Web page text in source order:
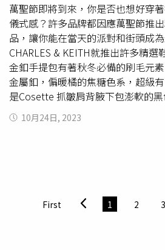
尿酸彈潤Q唇霜，讓一直有唇周困
唇、唇周肌膚重現平滑，預防唇紋
唇部一整天都有高度保濕感！獨家
追隨唇部動作，具有「保水」+「抑
唇，讓在日本的韓籍知名模特兒 金
粉！她激推DEW玻尿酸彈潤Q唇霜
周肌膚，如同唇膜般，一次照顧到
她也同步推薦DEW新推出的彈潤膜
臉部保濕力線條感外，這款霜可以
& JOE X Cinnamoroll 大耳狗聯名系
唇膏超可愛的大耳狗喜拿又來PAUL
萬聖節即將到來，你是否也想好穿
儀式感？許多品牌都因應萬聖節推
品，讓你能在當天的派對和街頭成
CHARLES & KEITH就推出許多精
金釦手提包有著秋冬必備的刷毛元
金屬釦，偏暖橘的焦糖色系，超級
是Cosette 抓皺肩背腋下包澎軟的
抓皺提把，非常適合搭配神秘暗黑
Swing 彎月鎖頭流浪包，經典黑色
(右)CHARLES & KEITH刷毛金釦手
元素，加上立體鉚釘裝飾的金屬釦
10月24日, 2023
First 1 2 3